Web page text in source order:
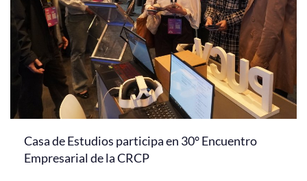
Casa de Estudios participa en 30° Encuentro
Empresarial de la CRCP